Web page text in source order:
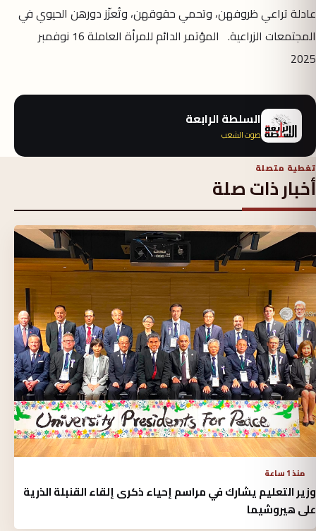
عادلة تراعي ظروفهن، وتحمي حقوقهن، وتُعزّز دورهن الحيوي في
المجتمعات الزراعية. المؤتمر الدائم للمرأة العاملة 16 نوفمبر
2025
السلطة الرابعة
صوت الشعب
تغطية متصلة
أخبار ذات صلة
منذ 1 ساعة
وزير التعليم يشارك في مراسم إحياء ذكرى إلقاء القنبلة الذرية
على هيروشيما